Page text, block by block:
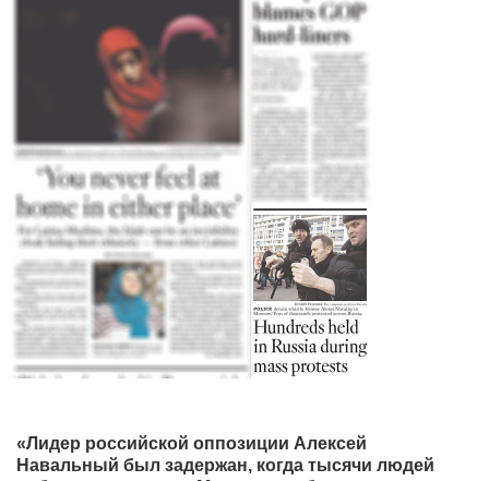
«Лидер российской оппозиции Алексей
Навальный был задержан, когда тысячи людей